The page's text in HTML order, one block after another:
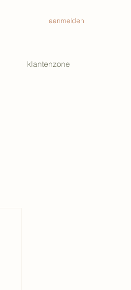
aanmelden
klantenzone